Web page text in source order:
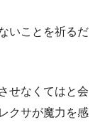
いことを祈るだ
せなくてはと会
クサが魔力を感